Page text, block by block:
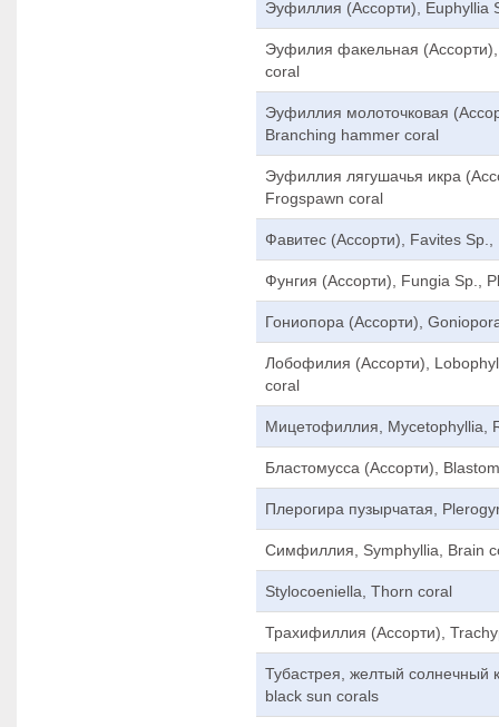
Эуфиллия (Ассорти), Euphyllia
Эуфилия факельная
coral
Эуфиллия молоточковая
Branching hammer coral
Эуфиллия лягушачья икра
Frogspawn coral
Фавитес (Ассорти), Favites
Фунгия (Ассорти), Fungia Sp.,
Гониопора (Ассорти),
Лобофилия (Ассорти),
coral
Мицетофиллия, Mycetophyllia,
Бластомусса (Ассорти),
Плерогира пузырчатая,
Симфиллия, Symphyllia, Brain
Stylocoeniella, Thorn coral
Трахифиллия (Ассорти),
Тубастрея, желтый солнечный
black sun corals